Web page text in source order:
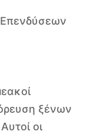
Επενδύσεων
ξένων
οι